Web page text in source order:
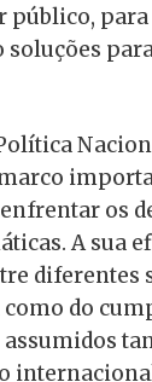
público,
os
A sua
diferentes
como do